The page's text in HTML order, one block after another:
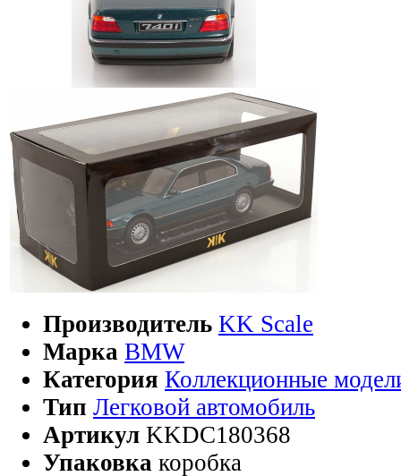
Производитель KK Scale
Марка BMW
Категория Коллекционные
Тип Легковой автомобиль
Артикул KKDC180368
Упаковка коробка